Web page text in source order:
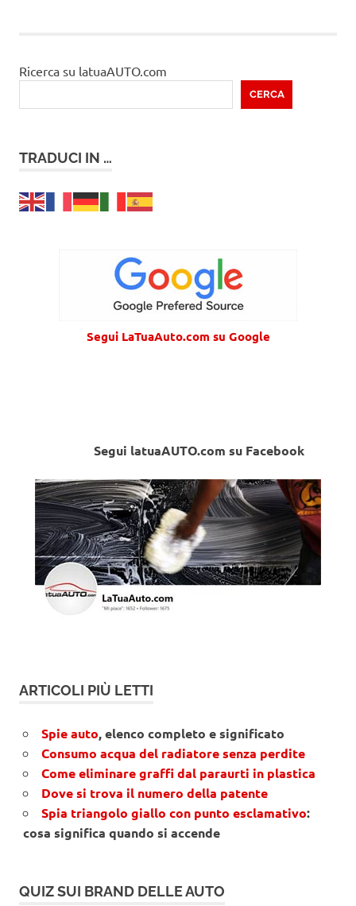
Ricerca su latuaAUTO.com
CERCA
TRADUCI IN …
Segui LaTuaAuto.com su Google
Segui latuaAUTO.com su Facebook
ARTICOLI PIÙ LETTI
Spie auto, elenco completo e significato
Consumo acqua del radiatore senza perdite
Come eliminare graffi dal paraurti in plastica
Dove si trova il numero della patente
Spia triangolo giallo con punto esclamativo:
cosa significa quando si accende
QUIZ SUI BRAND DELLE AUTO